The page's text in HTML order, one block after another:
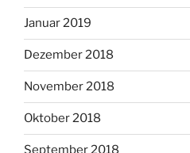
Januar 2019
Dezember 2018
November 2018
Oktober 2018
September 2018